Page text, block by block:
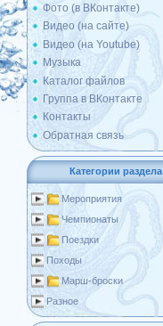
Фото (в ВКонтакте)
Видео (на сайте)
Видео (на Youtube)
Музыка
Каталог файлов
Группа в ВКонтакте
Контакты
Обратная связь
Категории раздела
Мероприятия
Чемпионаты
Поездки
Походы
Марш-броски
Разное